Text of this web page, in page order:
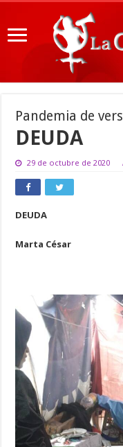
Pandemia de
DEUDA
29 de octubre de 2020
DEUDA
Marta César